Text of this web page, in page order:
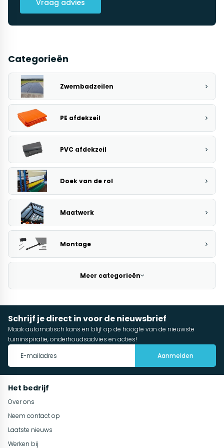
Vraag advies
Categorieën
Zwembadzeilen
PE afdekzeil
PVC afdekzeil
Doek van de rol
Maatwerk
Montage
Meer categorieën
Schrijf je direct in voor de nieuwsbrief
Maak automatisch kans en blijf op de hoogte van de nieuwste
tuininspiratie, onderhoudsadvies en acties!
Aanmelden
Het bedrijf
Over ons
Neem contact op
Laatste nieuws
Werken bij